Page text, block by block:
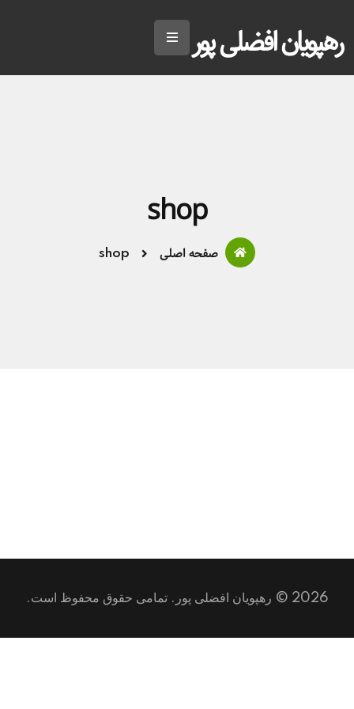
رهپویان افضلی پور
shop
صفحه اصلی shop
2026 © رهپویان افضلی پور. تمامی حقوق محفوظ است.